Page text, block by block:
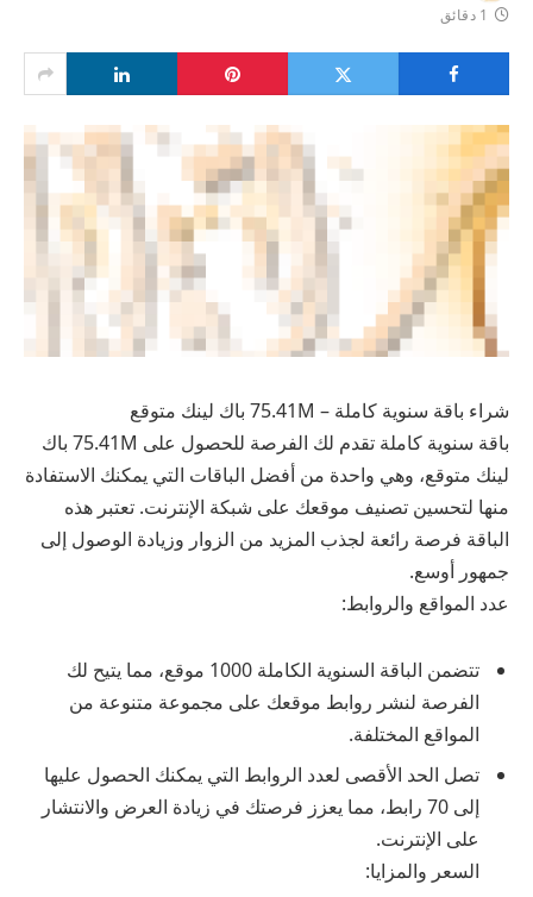
1 دقائق
شراء باقة سنوية كاملة – 75.41M باك لينك متوقع
باقة سنوية كاملة تقدم لك الفرصة للحصول على 75.41M باك
لينك متوقع، وهي واحدة من أفضل الباقات التي يمكنك الاستفادة
منها لتحسين تصنيف موقعك على شبكة الإنترنت. تعتبر هذه
الباقة فرصة رائعة لجذب المزيد من الزوار وزيادة الوصول إلى
جمهور أوسع.
عدد المواقع والروابط:
تتضمن الباقة السنوية الكاملة 1000 موقع، مما يتيح لك
الفرصة لنشر روابط موقعك على مجموعة متنوعة من
المواقع المختلفة.
تصل الحد الأقصى لعدد الروابط التي يمكنك الحصول عليها
إلى 70 رابط، مما يعزز فرصتك في زيادة العرض والانتشار
على الإنترنت.
السعر والمزايا: